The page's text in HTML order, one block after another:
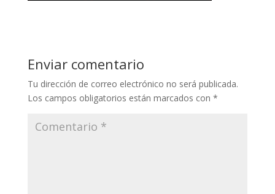
Enviar comentario
Tu dirección de correo electrónico no será publicada.
Los campos obligatorios están marcados con *